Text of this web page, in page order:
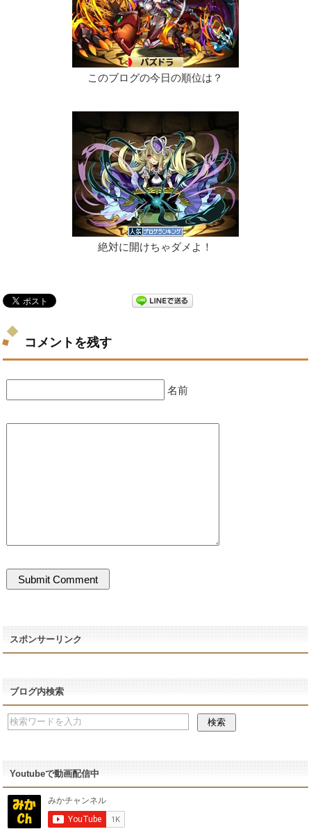
このブログの今日の順位は？
絶対に開けちゃダメよ！
コメントを残す
名前
スポンサーリンク
ブログ内検索
Youtubeで動画配信中